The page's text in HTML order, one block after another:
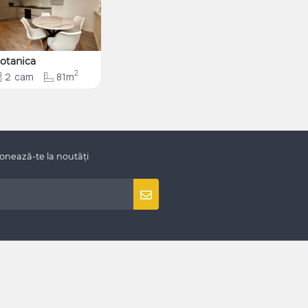
2 cam 81m2
te la noutăți